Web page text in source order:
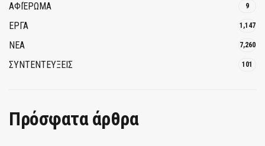
ΑΦΙΈΡΩΜΑ 9
ΕΡΓΑ 1,147
ΝΕΑ 7,260
ΣΥΝΤΕΝΤΕΥΞΕΙΣ 101
Πρόσφατα άρθρα